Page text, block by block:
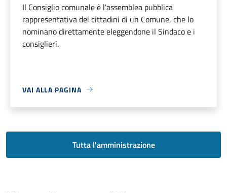
Il Consiglio comunale è l'assemblea pubblica
rappresentativa dei cittadini di un Comune, che lo
nominano direttamente eleggendone il Sindaco e i
consiglieri.
VAI ALLA PAGINA
Tutta l'amministrazione